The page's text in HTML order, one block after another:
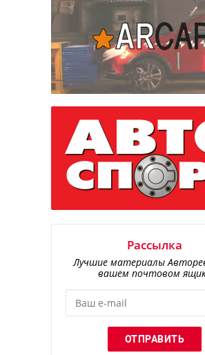
Рассылка
Лучшие материалы
вашем почтовом